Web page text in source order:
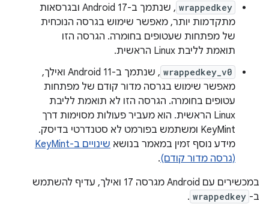
wrappedkey
, שנתמך ב-Android 17 ובגרסאות
מתקדמות יותר, מאפשר שימוש בגרסה הנוכחית
של מפתחות שעטופים בחומרה. הגרסה הזו
תואמת לליבת Linux הראשית.
wrappedkey_v0
, שנתמך ב-Android 11 ואילך,
מאפשר שימוש בגרסה מדור קודם של מפתחות
עטופים בחומרה. הגרסה הזו לא תואמת לליבת
Linux הראשית. הוא מעביר פעולות מסוימות דרך
KeyMint ומשתמש בפורמט לא סטנדרטי בדיסק.
מידע נוסף זמין במאמר בנושא
שינויים ב-KeyMint
(גרסה מדור קודם).
במכשירים עם Android מגרסה 17 ואילך, עדיף להשתמש
ב- wrappedkey
.